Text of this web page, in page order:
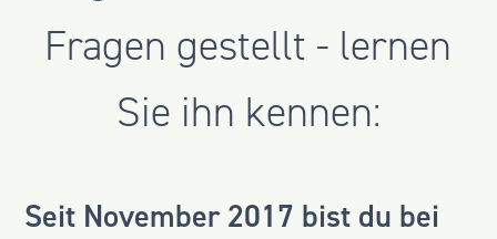
Fragen gestellt - lernen
Sie ihn kennen:
Seit November 2017 bist du bei